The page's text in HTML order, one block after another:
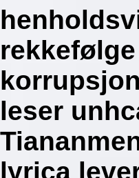
leser
lyrica